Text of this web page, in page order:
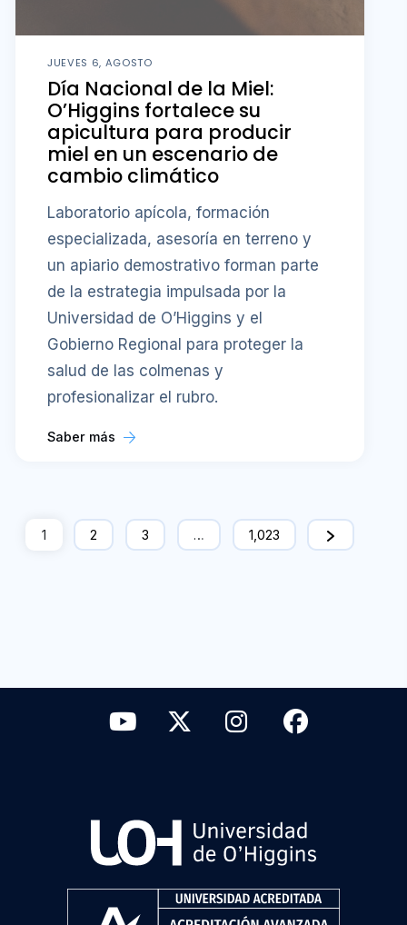
JUEVES 6, AGOSTO
Día Nacional de la Miel:
O’Higgins fortalece su
apicultura para producir
miel en un escenario de
cambio climático
Laboratorio apícola, formación
especializada, asesoría en terreno y
un apiario demostrativo forman parte
de la estrategia impulsada por la
Universidad de O’Higgins y el
Gobierno Regional para proteger la
salud de las colmenas y
profesionalizar el rubro.
Saber más
1 2 3 … 1,023